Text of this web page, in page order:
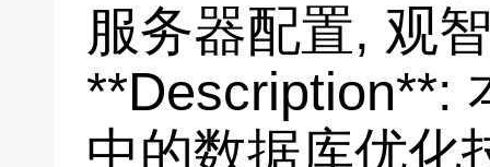
服务器配置, 观
**Description**:
中的数据库优化